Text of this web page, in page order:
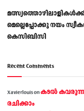
മെല്ലെപ്പോക്കു നയം
കെസിബിസി
Recent Comments
Xavierlouisonകടല്‍ കവരുന്ന
രചിക്കാം